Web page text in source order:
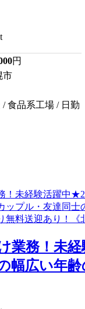
円
市
食品系工場 / 日勤
業務！未経
幅広い年齢